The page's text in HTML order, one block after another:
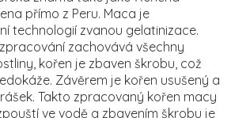
přímo z Peru. Maca je
technologií zvanou gelatinizace.
zachovává všechny
kořen je zbaven škrobu, což
Závěrem je kořen usušený a
Takto zpracovaný kořen macy
ve vodě a zbavením škrobu je